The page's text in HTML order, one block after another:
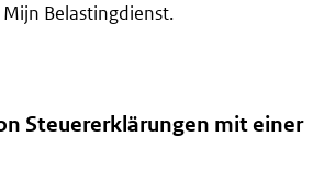
Belastingdienst.
Steuererklärung über eines
Steuererklärungen mit einer